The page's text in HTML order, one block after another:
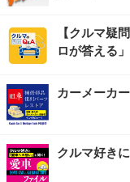
【クルマ疑
ロが答える
カーメーカ
クルマ好き